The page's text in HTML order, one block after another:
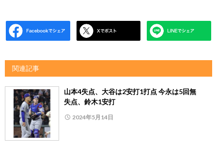
関連記事
山本4失点、大谷は2安打1打点 今永は5回無
失点、鈴木1安打
2024年5月14日